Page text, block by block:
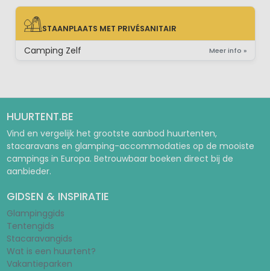
STAANPLAATS MET PRIVÉSANITAIR
STAANPLAATS MET PRIVÉSANITAIR
Camping Zelf Meer info »
HUURTENT.BE
Vind en vergelijk het grootste aanbod huurtenten,
stacaravans en glamping-accommodaties op de mooiste
campings in Europa. Betrouwbaar boeken direct bij de
aanbieder.
GIDSEN & INSPIRATIE
Glampinggids
Tentengids
Stacaravangids
Wat is een huurtent?
Vakantieparken